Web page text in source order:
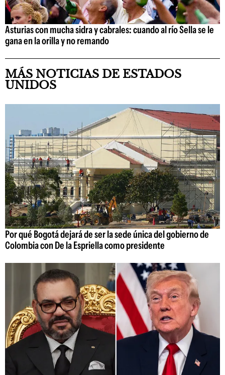
Asturias con mucha sidra y cabrales: cuando al río Sella se le
gana en la orilla y no remando
MÁS NOTICIAS DE ESTADOS
UNIDOS
Por qué Bogotá dejará de ser la sede única del gobierno de
Colombia con De la Espriella como presidente